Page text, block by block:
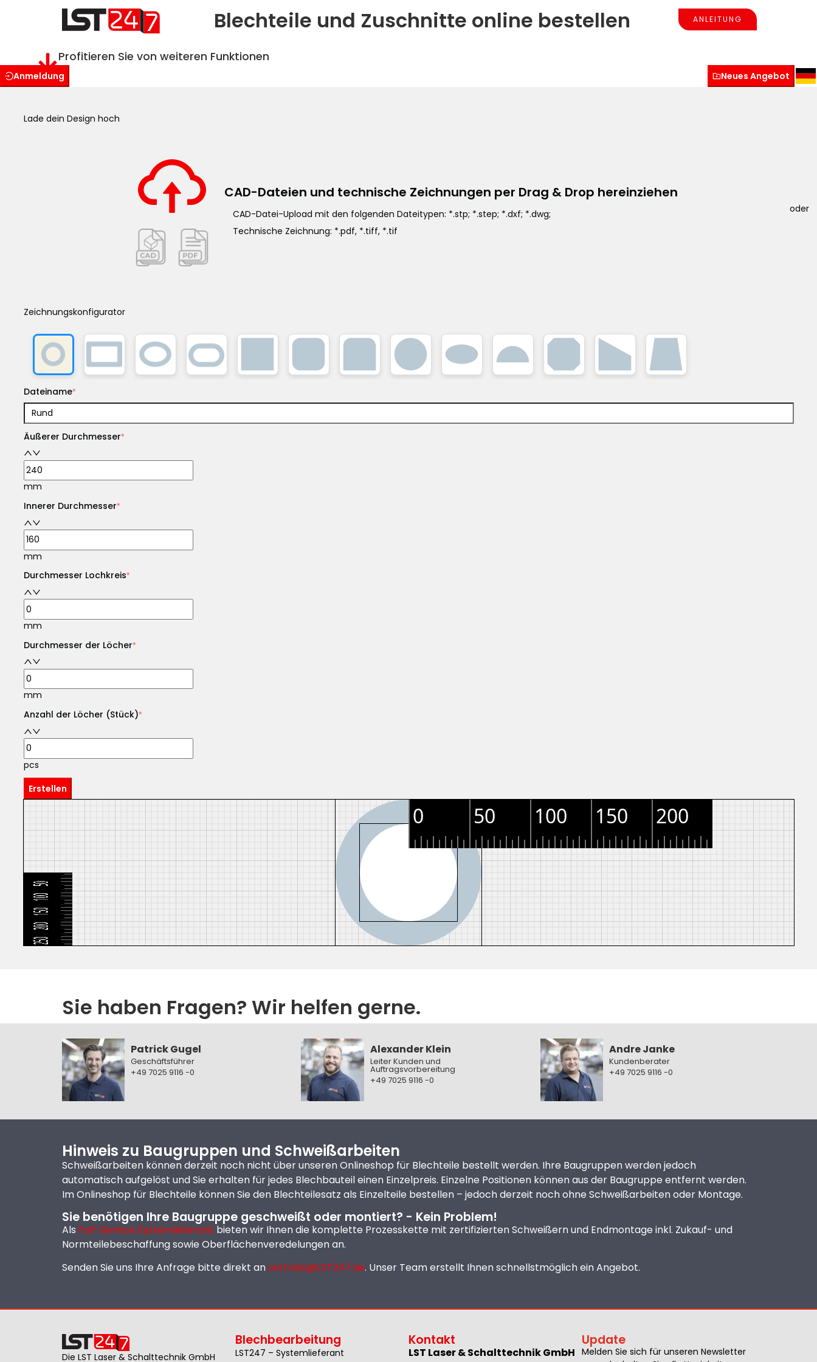
Blechteile und Zuschnitte online bestellen ANLEITUNG
Profitieren Sie von weiteren Funktionen
Sie haben Fragen? Wir helfen gerne.
Patrick Gugel
Geschäftsführer
+49 7025 9116 -0
Alexander Klein
Leiter Kunden und
Auftragsvorbereitung
+49 7025 9116 -0
Andre Janke
Kundenberater
+49 7025 9116 -0
Hinweis zu Baugruppen und Schweißarbeiten
Schweißarbeiten können derzeit noch nicht über unseren Onlineshop für Blechteile bestellt werden. Ihre Baugruppen werden jedoch
automatisch aufgelöst und Sie erhalten für jedes Blechbauteil einen Einzelpreis. Einzelne Positionen können aus der Baugruppe entfernt werden.
Im Onlineshop für Blechteile können Sie den Blechteilesatz als Einzelteile bestellen – jedoch derzeit noch ohne Schweißarbeiten oder Montage.
Sie benötigen Ihre Baugruppe geschweißt oder montiert? - Kein Problem!
Als Full-Service Systemlieferant bieten wir Ihnen die komplette Prozesskette mit zertifizierten Schweißern und Endmontage inkl. Zukauf- und
Normteilebeschaffung sowie Oberflächenveredelungen an.
Senden Sie uns Ihre Anfrage bitte direkt anvertrieb@LST247.de. Unser Team erstellt Ihnen schnellstmöglich ein Angebot.
Die LST Laser & Schalttechnik GmbH
Blechbearbeitung
LST247 – Systemlieferant
Kontakt
LST Laser & Schalttechnik GmbH
Update
Melden Sie sich für unseren Newsletter